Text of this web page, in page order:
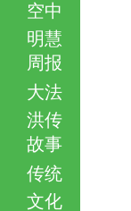
空中
明慧
周报
大法
洪传
故事
传统
文化